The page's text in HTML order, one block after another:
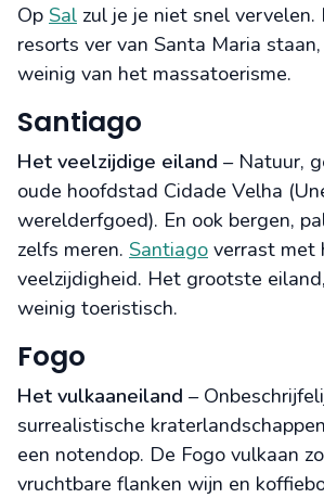
Op Sal zul je je niet snel
resorts ver van Santa Maria
weinig van het massatoerisme.
Santiago
Het veelzijdige eiland – Natuur,
oude hoofdstad Cidade Velha
werelderfgoed). En ook bergen,
zelfs meren. Santiago verrast met
veelzijdigheid. Het grootste
weinig toeristisch.
Fogo
Het vulkaaneiland –
surrealistische
een notendop. De Fogo vulkaan
vruchtbare flanken wijn en